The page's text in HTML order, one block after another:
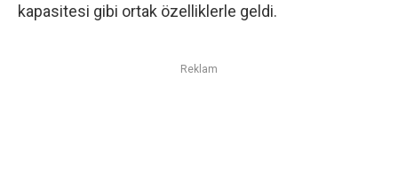
kapasitesi gibi ortak özelliklerle geldi.
Reklam